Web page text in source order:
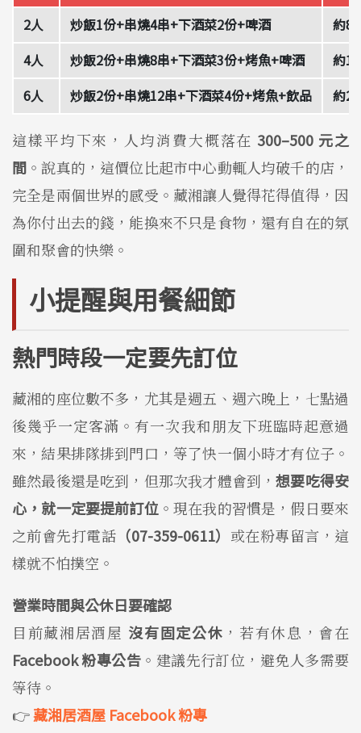
2人
炒飯1份+串燒4串+下酒菜2份+啤酒
約
4人
炒飯2份+串燒8串+下酒菜3份+烤魚+啤酒
約
6人
炒飯2份+串燒12串+下酒菜4份+烤魚+飲品 約
這樣平均下來，人均消費大概落在 300–500 元之
間 。說真的，這價位比起市中心動輒人均破千的店，
完全是兩個世界的感受。藏湘讓人覺得花得值得，因
為你付出去的錢，能換來不只是食物，還有自在的氛
圍和聚會的快樂。
小提醒與用餐細節
熱門時段一定要先訂位
藏湘的座位數不多，尤其是週五、週六晚上，七點過
後幾乎一定客滿。有一次我和朋友下班臨時起意過
來，結果排隊排到門口，等了快一個小時才有位子。
雖然最後還是吃到，但那次我才體會到，想要吃得安
心，就一定要提前訂位 。現在我的習慣是，假日要來
之前會先打電話 （07-359-0611） 或在粉專留言，這
樣就不怕撲空。
營業時間與公休日要確認
目前藏湘居酒屋 沒有固定公休 ，若有休息，會在
Facebook 粉專公告 。建議先行訂位，避免人多需要
等待。
👉藏湘居酒屋 Facebook 粉專